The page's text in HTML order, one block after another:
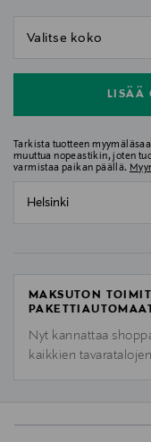
LISÄÄ
Tarkista tuotteen
muuttua nopeastikin, joten
varmistaa paikan päällä.
Helsinki
MAKSUTON
Nyt kannattaa
kaikkien